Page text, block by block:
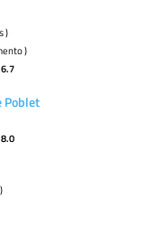
)
)
6.7
Poblet
8.0